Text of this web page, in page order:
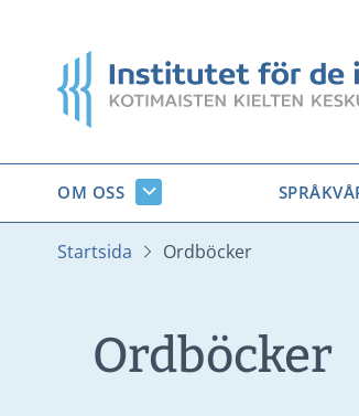
innehåll
Startsida
OM OSS
Om
oss
undersidor
Startsida
Ordböcker
Ordböcker